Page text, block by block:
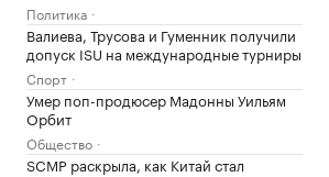
Политика
Валиева, Трусова и Гуменник получили
допуск ISU на международные турниры
Спорт
Умер поп-продюсер Мадонны Уильям
Орбит
Общество
SCMP раскрыла, как Китай стал